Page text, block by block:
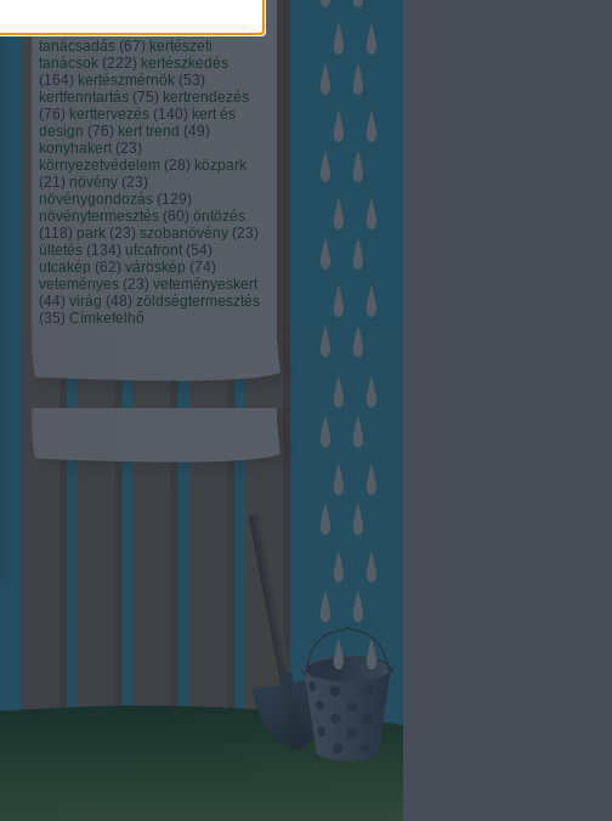
(126) kertészet (118) kertészeti
tanácsadás (67) kertészeti
tanácsok (222) kertészkedés
(164) kertészmérnök (53)
kertfenntartás (75) kertrendezés
(76) kerttervezés (140) kert és
design (76) kert trend (49)
konyhakert (23)
környezetvédelem (28) közpark
(21) növény (23)
növénygondozás (129)
növénytermesztés (60) öntözés
(118) park (23) szobanövény (23)
ültetés (134) utcafront (54)
utcakép (62) városkép (74)
veteményes (23) veteményeskert
(44) virág (48) zöldségtermesztés
(35) Címkefelhő